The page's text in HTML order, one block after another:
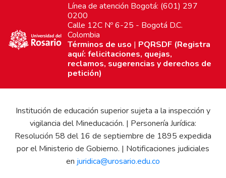
Línea de atención Bogotá: (601) 297
0200
Calle 12C Nº 6-25 - Bogotá D.C.
Colombia
Términos de uso | PQRSDF (Registra
aquí: felicitaciones, quejas,
reclamos, sugerencias y derechos de
petición)
Institución de educación superior sujeta a la inspección y
vigilancia del Mineducación. | Personería Jurídica:
Resolución 58 del 16 de septiembre de 1895 expedida
por el Ministerio de Gobierno. | Notificaciones judiciales
en juridica@urosario.edu.co